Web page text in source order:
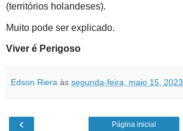
(territórios holandeses).
Muito pode ser explicado.
Viver é Perigoso
Edson Riera às segunda-feira, maio 15, 2023
‹ Página inicial